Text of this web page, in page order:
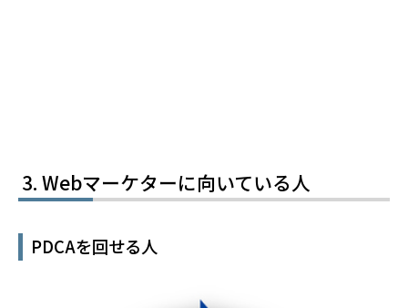
Webマーケターに向いている人
PDCAを回せる人